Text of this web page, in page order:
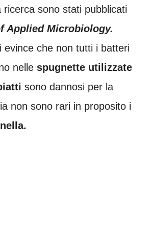
ricerca sono stati pubblicati
Applied Microbiology.
evince che non tutti i batteri
nelle spugnette utilizzate
sono dannosi per la
non sono rari in proposito i